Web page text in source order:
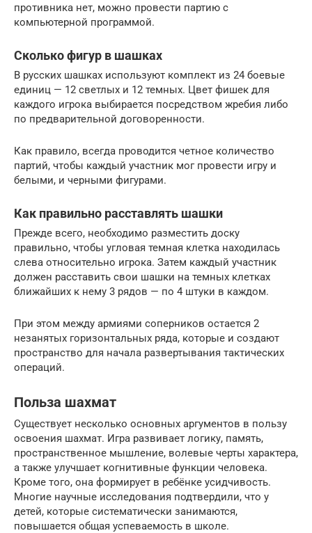
противника нет, можно провести партию с
компьютерной программой.
Сколько фигур в шашках
В русских шашках используют комплект из 24 боевые
единиц — 12 светлых и 12 темных. Цвет фишек для
каждого игрока выбирается посредством жребия либо
по предварительной договоренности.
Как правило, всегда проводится четное количество
партий, чтобы каждый участник мог провести игру и
белыми, и черными фигурами.
Как правильно расставлять шашки
Прежде всего, необходимо разместить доску
правильно, чтобы угловая темная клетка находилась
слева относительно игрока. Затем каждый участник
должен расставить свои шашки на темных клетках
ближайших к нему 3 рядов — по 4 штуки в каждом.
При этом между армиями соперников остается 2
незанятых горизонтальных ряда, которые и создают
пространство для начала развертывания тактических
операций.
Польза шахмат
Существует несколько основных аргументов в пользу
освоения шахмат. Игра развивает логику, память,
пространственное мышление, волевые черты характера,
а также улучшает когнитивные функции человека.
Кроме того, она формирует в ребёнке усидчивость.
Многие научные исследования подтвердили, что у
детей, которые систематически занимаются,
повышается общая успеваемость в школе.